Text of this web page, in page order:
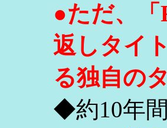
●ただ、
返しタイ
る独自の
◆約10年